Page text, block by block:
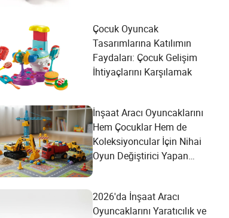
Çocuk Oyuncak
Tasarımlarına Katılımın
Faydaları: Çocuk Gelişim
İhtiyaçlarını Karşılamak
İnşaat Aracı Oyuncaklarını
Hem Çocuklar Hem de
Koleksiyoncular İçin Nihai
Oyun Değiştirici Yapan
2026'da İnşaat Aracı
Oyuncaklarını Yaratıcılık ve